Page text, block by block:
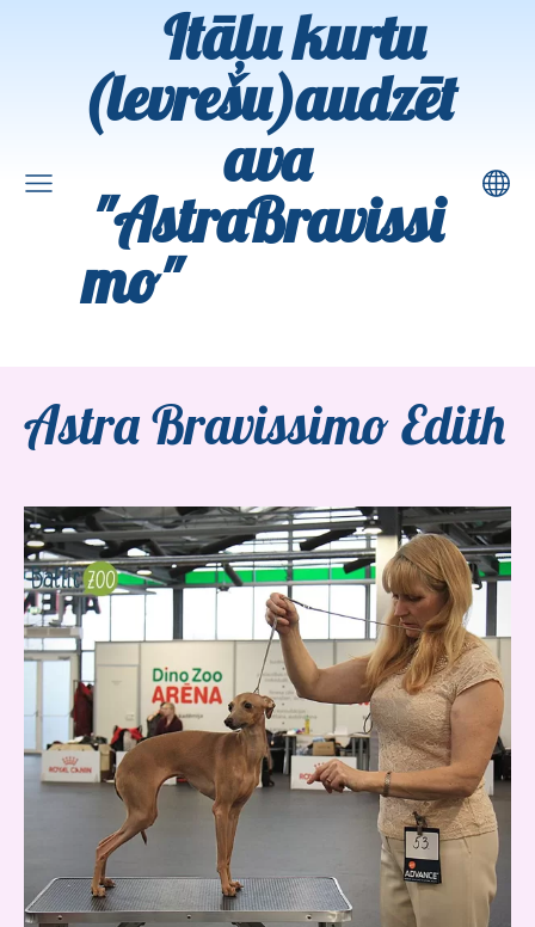
Itāļu kurtu
(levrešu)audzēt
ava
"AstraBravissi
mo"
Astra Bravissimo Edith